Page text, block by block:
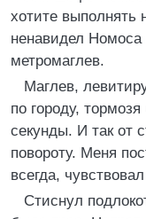
хотите
ненавидел
метромаглев.
Маглев,
по городу,
секунды. И так от
повороту. Меня
всегда,
Стиснул